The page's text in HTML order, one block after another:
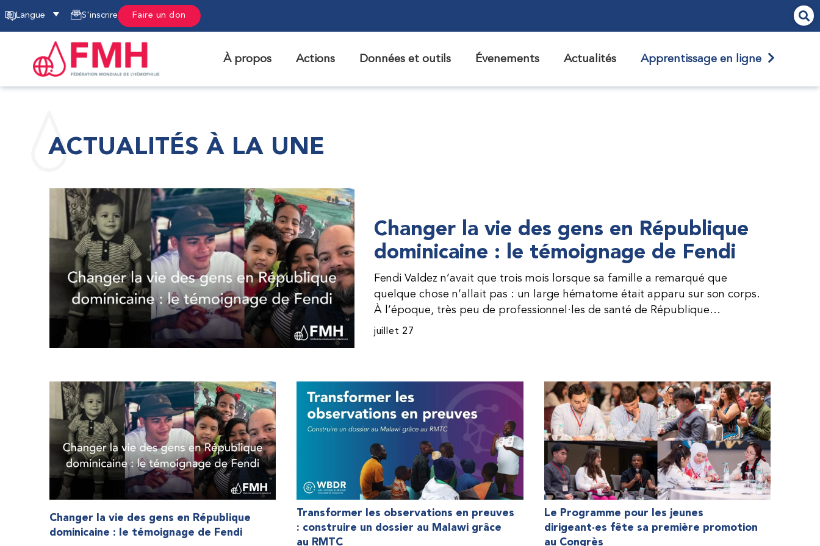
Langue S'inscrire Faire un don
À propos Actions Données et outils Évenements Actualités Apprentissage en ligne
ACTUALITÉS À LA UNE
Changer la vie des gens en République
dominicaine : le témoignage de Fendi
Fendi Valdez n’avait que trois mois lorsque sa famille a remarqué que
quelque chose n’allait pas : un large hématome était apparu sur son corps.
À l’époque, très peu de professionnel·les de santé de République
dominicaine connaissaient l’hémophilie, ce qui rendait son diagnostic difficile.
une dose inférieure à celle prescrite. À cause de ces soins limités, il avait
fréquemment des saignements, manquait l’école, était hospitalisé, et a fini
par développer des problèmes très graves aux deux genoux. Ce n’est que
lorsque Fendi a commencé à recevoir des dons de facteur fournis par le
Programme d’aide humanitaire de la Fédération mondiale de l’hémophilie
qu’il a retrouvé l’espoir d’une vie meilleure.
juillet 27
Changer la vie des gens en République
dominicaine : le témoignage de Fendi
Transformer les observations en preuves
: construire un dossier au Malawi grâce
au RMTC
Le Programme pour les jeunes
dirigeant·es fête sa première promotion
au Congrès